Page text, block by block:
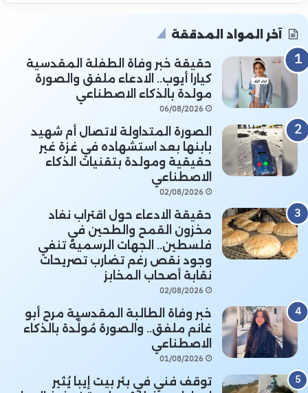
آخر المواد المدققة
حقيقة خبر وفاة الطفلة المقدسية
كيارا أيوب.. الادعاء ملفق والصورة
مولدة بالذكاء الاصطناعي
06/08/2026
الصورة المتداولة لاتصال أم شهيد
بابنها بعد استشهاده في غزة غير
حقيقية ومولدة بتقنيات الذكاء
الاصطناعي
02/08/2026
حقيقة الادعاء حول اقتراب نفاد
مخزون القمح والطحين في
فلسطين.. الجهات الرسمية تنفي
وجود نقص رغم تضارب تصريحات
نقابة أصحاب المخابز
02/08/2026
خبر وفاة الطالبة المقدسية مرح أبو
غانم ملفق.. والصورة مُولَّدة بالذكاء
الاصطناعي
01/08/2026
توقف فني في بئر بيت إيبا يُثير